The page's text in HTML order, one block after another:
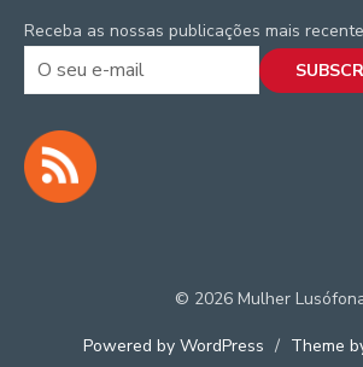
Receba as nossas publicações mais
© 2026 Mulher
Powered by WordPress / Theme